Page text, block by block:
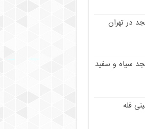
در تهران
سیاه و سفید
فله